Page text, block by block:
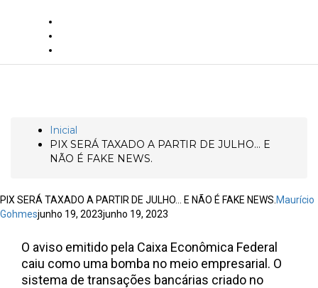
Inicial
PIX SERÁ TAXADO A PARTIR DE JULHO… E
NÃO É FAKE NEWS.
PIX SERÁ TAXADO A PARTIR DE JULHO… E NÃO É FAKE NEWS. Maurício
Gohmesjunho 19, 2023junho 19, 2023
O aviso emitido pela Caixa Econômica Federal
caiu como uma bomba no meio empresarial. O
sistema de transações bancárias criado no